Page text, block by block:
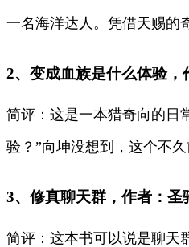
一名海洋达人。凭借天赐的
2、变成血族是什么体验
简评：这是一本猎奇向的日
验？”向坤没想到，这个不
3、修真聊天群，作者：圣
简评：这本书可以说是聊天